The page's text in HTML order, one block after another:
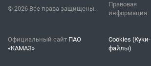
© 2026 Все права защищены.
Правовая
информация
Официальный сайт ПАО
«КАМАЗ»
Cookies (Куки-
файлы)